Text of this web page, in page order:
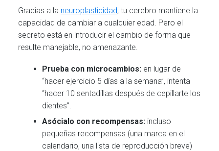
Gracias a la neuroplasticidad, tu cerebro mantiene la
capacidad de cambiar a cualquier edad. Pero el
secreto está en introducir el cambio de forma que
resulte manejable, no amenazante.
Prueba con microcambios: en lugar de
“hacer ejercicio 5 días a la semana”, intenta
“hacer 10 sentadillas después de cepillarte los
dientes”.
Asócialo con recompensas: incluso
pequeñas recompensas (una marca en el
calendario, una lista de reproducción breve)